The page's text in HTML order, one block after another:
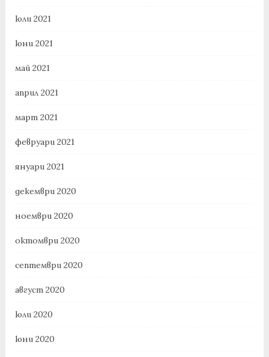
юли 2021
юни 2021
май 2021
април 2021
март 2021
февруари 2021
януари 2021
декември 2020
ноември 2020
октомври 2020
септември 2020
август 2020
юли 2020
юни 2020